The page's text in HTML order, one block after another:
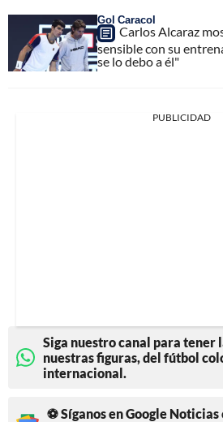
Gol Caracol
Carlos Alcaraz
sensible con su
se lo debo a él"
PUBLICIDAD
Siga nuestro canal para tener
nuestras figuras, del fútbol
internacional.
⚽ Síganos en Google